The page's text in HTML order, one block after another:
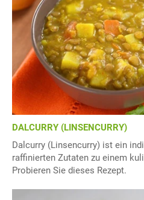
DALCURRY (LINSENCURRY)
Dalcurry (Linsencurry) ist ein
raffinierten Zutaten zu einem
Probieren Sie dieses Rezept.